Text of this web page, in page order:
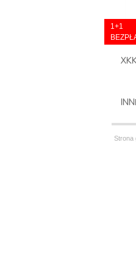
1+1
Strona